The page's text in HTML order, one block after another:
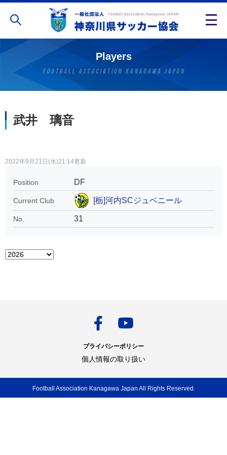
Players
武井 璃音
2022年9月21日(水)21:14更新
Position DF
Current Club [栃]河内SCジュベニール
No. 31
プライバシーポリシー
個人情報の取り扱い
Football Association Kanagawa Japan All Rights Reserved.